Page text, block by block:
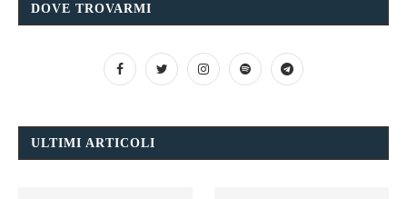
DOVE TROVARMI
ULTIMI ARTICOLI